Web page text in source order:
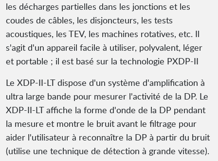
les décharges partielles dans les jonctions et les
coudes de câbles, les disjoncteurs, les tests
acoustiques, les TEV, les machines rotatives, etc. Il
s'agit d'un appareil facile à utiliser, polyvalent, léger
et portable ; il est basé sur la technologie PXDP-II
Le XDP-II-LT dispose d'un système d'amplification à
ultra large bande pour mesurer l'activité de la DP. Le
XDP-II-LT affiche la forme d'onde de la DP pendant
la mesure et montre le bruit avant le filtrage pour
aider l'utilisateur à reconnaître la DP à partir du bruit
(utilise une technique de détection à grande vitesse).